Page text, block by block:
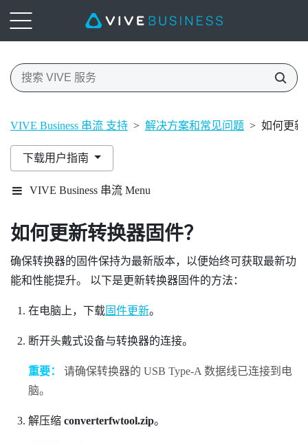
VIVE Business 串流 支持 > 解决方案和常见问题 > 如何更新
下载用户指南
VIVE Business 串流 Menu
如何更新转换器固件？
确保转换器的固件保持为最新版本，以便始终可获取最新功
能和性能提升。 以下是更新转换器固件的方法：
在电脑上，下载固件更新。
断开头戴式设备与转换器的连接。
重要：
请确保转换器的 USB Type-A 数据线已连接到电
脑。
解压缩 converterfwtool.zip。